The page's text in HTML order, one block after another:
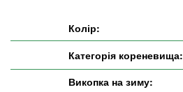
Колір:
Категорія кореневища:
Викопка на зиму: